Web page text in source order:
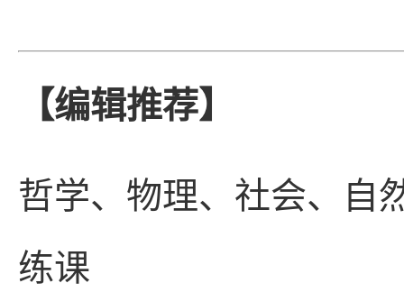
【编辑推荐】
哲学、物理、社会、自
练课